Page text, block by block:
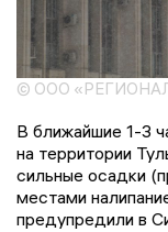
© ООО
В ближайшие 1-3
на территории
сильные осадки
местами
предупредили в